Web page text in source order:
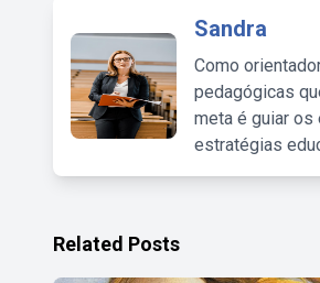
Sandra
Como
pedagógicas
meta é guiar os
estratégias
Related Posts